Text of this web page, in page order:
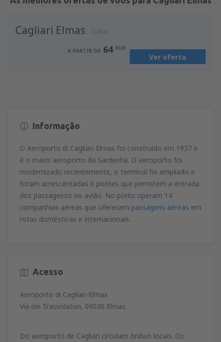
Cagliari Elmas Itália
A PARTIR DE 64 EUR
Ver oferta
Informação
O Aeroporto di Cagliari-Elmas foi construído em 1937 e
é o maior aeroporto da Sardenha. O aeroporto foi
modernizado recentemente, o terminal foi ampliado e
foram acrescentadas 6 pontes que permitem a entrada
dos passageiros no avião. No porto operam 14
companhias aéreas que oferecem passagens aéreas em
rotas domésticas e internacionais.
Acesso
Aeroporto di Cagliari-Elmas
Via dei Trasvolatori, 09030 Elmas
Do aeroporto de Cagliari circulam ônibus locais. Os